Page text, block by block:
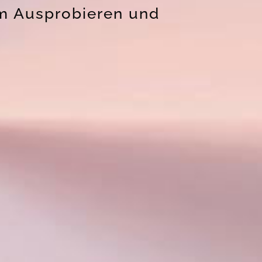
Ausprobieren und